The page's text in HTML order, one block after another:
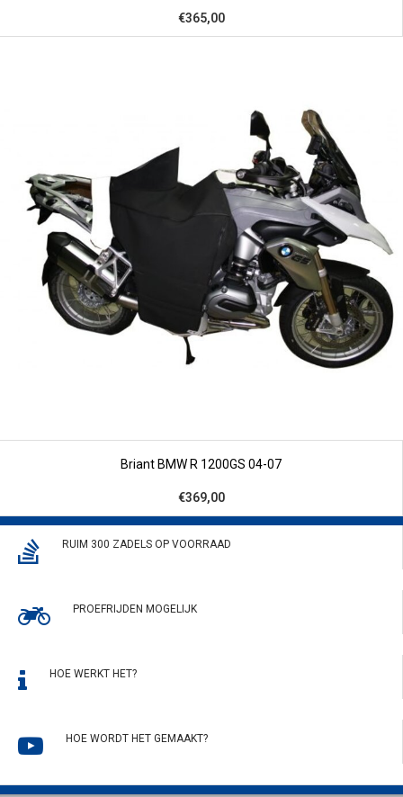
€365,00
Briant BMW R 1200GS 04-07
€369,00
RUIM 300 ZADELS OP VOORRAAD
PROEFRIJDEN MOGELIJK
HOE WERKT HET?
HOE WORDT HET GEMAAKT?